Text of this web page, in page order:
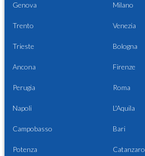
Genova Milano
Trento Venezia
Trieste Bologna
Ancona Firenze
Perugia Roma
Napoli L'Aquila
Campobasso Bari
Potenza Catanzaro